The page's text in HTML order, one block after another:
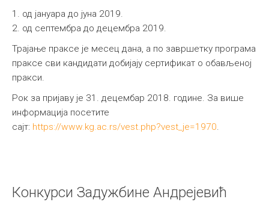
1. од јануара до јуна 2019.
2. од септембра до децембра 2019.
Трајање праксе је месец дана, а по завршетку програма
праксе сви кандидати добијају сертификат о обављеној
пракси.
Рок за пријаву је 31. децембар 2018. године. За више
информација посетите
сајт: https://www.kg.ac.rs/vest.php?vest_je=1970.
Конкурси Задужбине Андрејевић